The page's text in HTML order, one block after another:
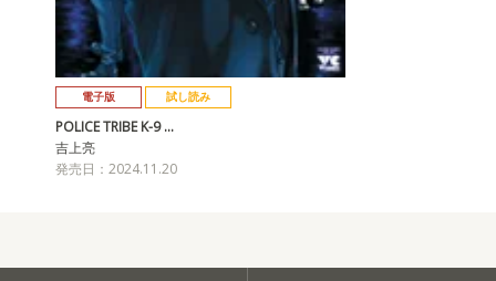
電子版 試し読み
POLICE TRIBE K-9 …
吉上亮
発売日：2024.11.20